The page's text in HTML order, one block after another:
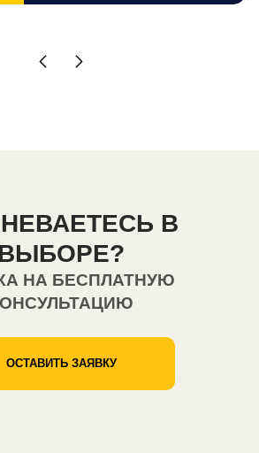
В
НА БЕСПЛАТНУЮ
ОСТАВИТЬ ЗАЯВКУ